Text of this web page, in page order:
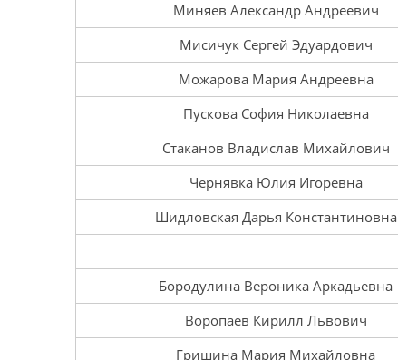
Миняев Александр Андреевич
Мисичук Сергей Эдуардович
Можарова Мария Андреевна
Пускова София Николаевна
Стаканов Владислав Михайлович
Чернявка Юлия Игоревна
Шидловская Дарья Константиновна
Бородулина Вероника Аркадьевна
Воропаев Кирилл Львович
Гришина Мария Михайловна